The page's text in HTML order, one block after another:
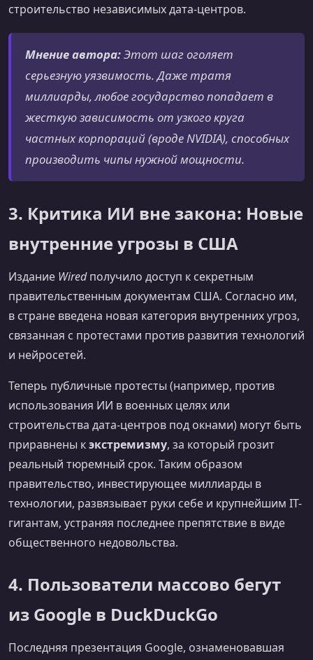
строительство независимых дата-центров.
Мнение автора:Этот шаг оголяет
серьезную уязвимость. Даже тратя
миллиарды, любое государство попадает в
жесткую зависимость от узкого круга
частных корпораций (вроде NVIDIA), способных
производить чипы нужной мощности.
3. Критика ИИ вне закона: Новые
внутренние угрозы в США
Издание Wiredполучило доступ к секретным
правительственным документам США. Согласно им,
в стране введена новая категория внутренних угроз,
связанная с протестами против развития технологий
и нейросетей.
Теперь публичные протесты (например, против
использования ИИ в военных целях или
строительства дата-центров под окнами) могут быть
приравнены кэкстремизму, за который грозит
реальный тюремный срок. Таким образом
правительство, инвестирующее миллиарды в
технологии, развязывает руки себе и крупнейшим IT-
гигантам, устраняя последнее препятствие в виде
общественного недовольства.
4. Пользователи массово бегут
из Google в DuckDuckGo
Последняя презентация Google, ознаменовавшая